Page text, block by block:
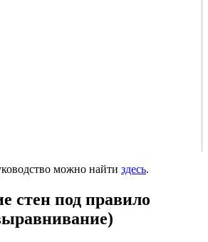
можно найти здесь.
стен под правило